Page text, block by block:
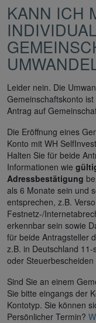
KANN ICH
Leider nein. Die
Gemeinschaftskonto
Antrag auf
Die Eröffnung eines
Konto mit WH
Halten Sie für beide
Informationen wie
Adressbestätigung
als 6 Monate sein und
entsprechen, z.B.
Festnetz-/
erkennbar sein sowie
für beide Antragsteller
z.B. in Deutschland
oder Steuerbescheiden
Sind Sie an einem
Sie bitte eingangs der
Kontotyp. Sie können
Persönlicher Termin?